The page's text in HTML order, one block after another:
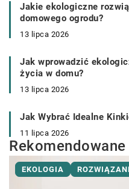
Jakie ekologiczne
domowego ogrodu?
13 lipca 2026
Jak wprowadzić
życia w domu?
13 lipca 2026
Jak Wybrać Idealne
11 lipca 2026
Rekomendowane
EKOLOGIA